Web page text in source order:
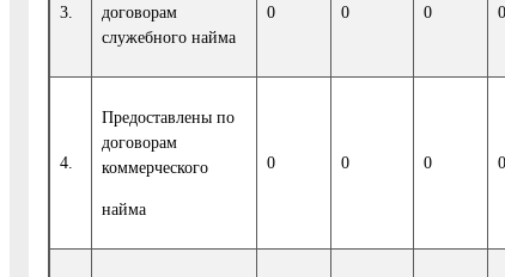
3.
договорам
служебного найма
0 0 0 0
4.
Предоставлены по
договорам
коммерческого
найма
0 0 0 0